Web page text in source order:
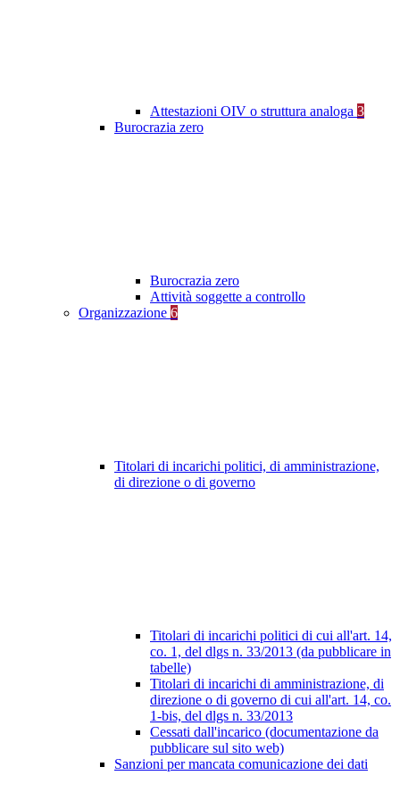
Attestazioni OIV o struttura analoga 3
Burocrazia zero
Burocrazia zero
Attività soggette a controllo
Organizzazione 6
Titolari di incarichi politici, di amministrazione,
di direzione o di governo
Titolari di incarichi politici di cui all'art. 14,
co. 1, del dlgs n. 33/2013 (da pubblicare in
tabelle)
Titolari di incarichi di amministrazione, di
direzione o di governo di cui all'art. 14, co.
1-bis, del dlgs n. 33/2013
Cessati dall'incarico (documentazione da
pubblicare sul sito web)
Sanzioni per mancata comunicazione dei dati